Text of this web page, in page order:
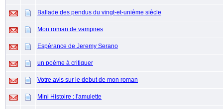
Ballade des pendus du vingt-et-unième siècle
Mon roman de vampires
Espérance de Jeremy Serano
un poème à critiquer
Votre avis sur le debut de mon roman
Mini Histoire : l'amulette